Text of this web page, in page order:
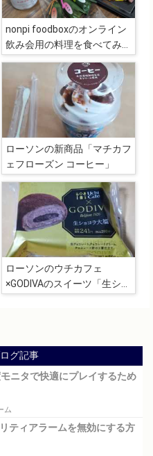
nonpi foodboxのオンライン
飲み会用の料理を食べてみま
した
ローソンの新商品「マチカフ
ェフローズン コーヒー」
ローソンのウチカフェ
×GODIVAのスイーツ「生ショ
グ記事
ニタで快適にプレイするため
ム
ティアラームを無効にする方